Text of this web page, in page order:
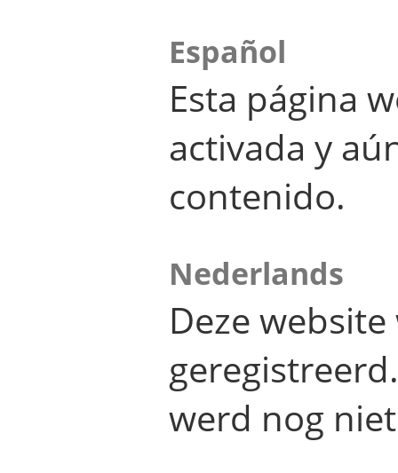
Español
Esta página
activada y
contenido.
Nederlands
Deze
werd nog